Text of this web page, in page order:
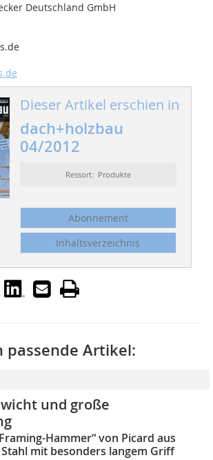
Deutschland GmbH
Dieser Artikel erschien in
dach+holzbau
04/2012
Ressort: Produkte
Abonnement
Inhaltsverzeichnis
passende Artikel:
und große
Hammer“ von Picard aus
mit besonders langem Griff